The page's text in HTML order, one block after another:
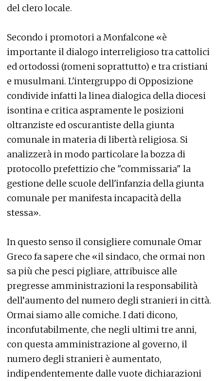
del clero locale.
Secondo i promotori a Monfalcone «è
importante il dialogo interreligioso tra cattolici
ed ortodossi (romeni soprattutto) e tra cristiani
e musulmani. L'intergruppo di Opposizione
condivide infatti la linea dialogica della diocesi
isontina e critica aspramente le posizioni
oltranziste ed oscurantiste della giunta
comunale in materia di libertà religiosa. Si
analizzerà in modo particolare la bozza di
protocollo prefettizio che "commissaria" la
gestione delle scuole dell'infanzia della giunta
comunale per manifesta incapacità della
stessa».
In questo senso il consigliere comunale Omar
Greco fa sapere che «il sindaco, che ormai non
sa più che pesci pigliare, attribuisce alle
pregresse amministrazioni la responsabilità
dell’aumento del numero degli stranieri in città.
Ormai siamo alle comiche. I dati dicono,
inconfutabilmente, che negli ultimi tre anni,
con questa amministrazione al governo, il
numero degli stranieri è aumentato,
indipendentemente dalle vuote dichiarazioni